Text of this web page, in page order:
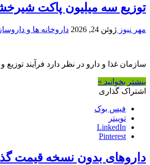
توزیع سه میلیون پاکت
مهر نیوز ژوئن 24, 2026 داروخانه ها و
سازمان غذا و دارو در نظر دارد فرآیند
بیشتر بخوانید »
اشتراک گذاری
فیس بوک
توییتر
LinkedIn
Pinterest
داروهای بدون نسخه قیمت